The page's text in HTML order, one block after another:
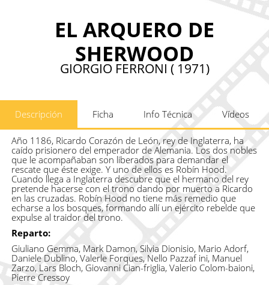
EL ARQUERO DE
SHERWOOD
GIORGIO FERRONI ( 1971)
Descripción Ficha Info Técnica Vídeos
Año 1186, Ricardo Corazón de León, rey de Inglaterra, ha
caído prisionero del emperador de Alemania. Los dos nobles
que le acompañaban son liberados para demandar el
rescate que éste exige. Y uno de ellos es Robín Hood.
Cuando llega a Inglaterra descubre que el hermano del rey
pretende hacerse con el trono dando por muerto a Ricardo
en las cruzadas. Robín Hood no tiene más remedio que
echarse a los bosques, formando allí un ejército rebelde que
expulse al traidor del trono.
Reparto:
Giuliano Gemma, Mark Damon, Silvia Dionisio, Mario Adorf,
Daniele Dublino, Valerle Forques, Nello Pazzaf ini, Manuel
Zarzo, Lars Bloch, Giovanni Cian-friglia, Valerio Colom-baioni,
Pierre Cressoy